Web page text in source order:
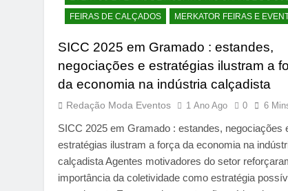
FEIRAS DE CALÇADOS
MERKATOR FEIRAS E
SICC 2025 em Gramado : estandes,
negociações e estratégias ilustram a
da economia na indústria calçadista
Redação Moda Eventos 1 Ano Ago 0 6
SICC 2025 em Gramado : estandes, negociações
estratégias ilustram a força da economia na
calçadista Agentes motivadores do setor
importância da coletividade como estratégia